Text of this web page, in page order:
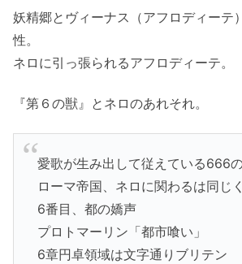
妖精郷とヴィーナス（アフロディーテ
性。
ネロに引っ張られるアフロディーテ。
『第６の獣』とネロのあれそれ。
愛歌が生み出して従えている666
ローマ帝国、ネロに関わるは同じ
6番目、都の嬌声
プロトマーリン「都市喰い」
6章円卓領域は文字通りブリテン